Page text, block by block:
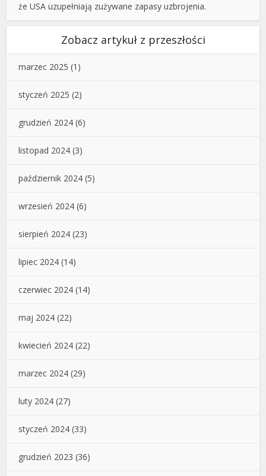
że USA uzupełniają zużywane zapasy uzbrojenia.
Zobacz artykuł z przeszłości
marzec 2025 (1)
styczeń 2025 (2)
grudzień 2024 (6)
listopad 2024 (3)
październik 2024 (5)
wrzesień 2024 (6)
sierpień 2024 (23)
lipiec 2024 (14)
czerwiec 2024 (14)
maj 2024 (22)
kwiecień 2024 (22)
marzec 2024 (29)
luty 2024 (27)
styczeń 2024 (33)
grudzień 2023 (36)